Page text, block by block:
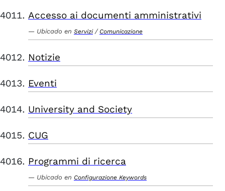
Accesso ai documenti amministrativi
Ubicado en Servizi / Comunicazione
Notizie
Eventi
University and Society
CUG
Programmi di ricerca
Ubicado en Configurazione Keywords